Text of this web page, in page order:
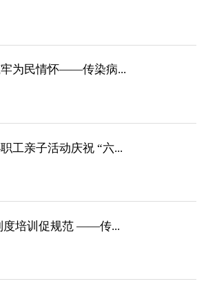
牢为民情怀——传染病...
工亲子活动庆祝 “六...
度培训促规范 ——传...